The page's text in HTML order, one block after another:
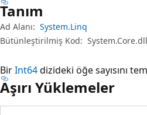
Tanım
Ad Alanı: System.Linq
Bütünleştirilmiş Kod: System.Core.dll
BirInt64dizideki öğe sayısını
Aşırı Yüklemeler